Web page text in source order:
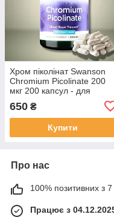
Хром піколінат Swanson
Chromium Picolinate 200
мкг 200 капсул - для
апетиту та підтримки
метаболізму
650 ₴
Купити
Про нас
100% позитивних з 7
Працює з